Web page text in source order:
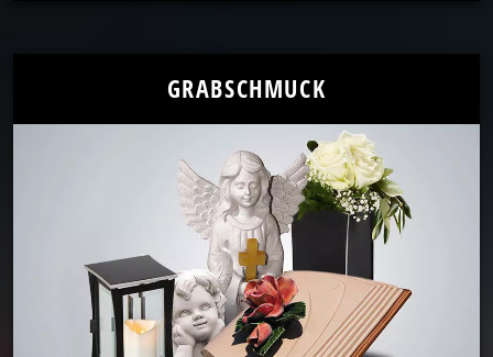
GRABSCHMUCK